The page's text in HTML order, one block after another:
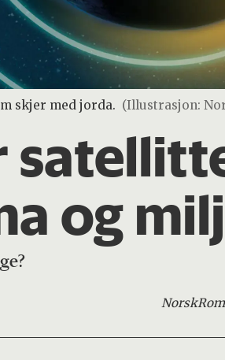
skjer med jorda. (Illustrasjon:
og
Norsk